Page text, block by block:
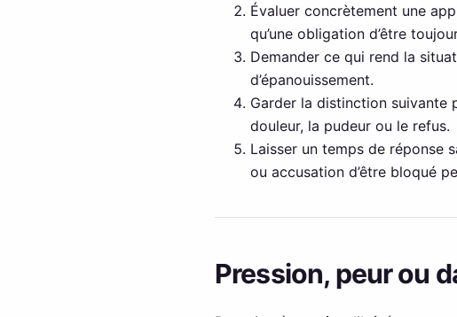
Évaluer concrètement une
qu’une obligation d’être
Demander ce qui rend la
d’épanouissement.
Garder la distinction suivante
douleur, la pudeur ou le refus.
Laisser un temps de réponse
ou accusation d’être bloqué
Pression, peur ou